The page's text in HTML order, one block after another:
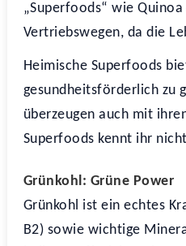
„Superfoods“ wie
Vertriebswegen, da die
Heimische Superfoods
gesundheitsförderlich zu
überzeugen auch mit
Superfoods kennt ihr
Grünkohl: Grüne Power
Grünkohl ist ein echtes
B2) sowie wichtige